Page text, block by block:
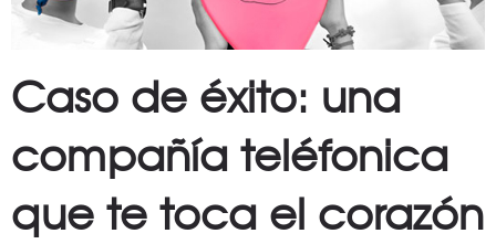
Caso de éxito: una
compañía teléfonica
que te toca el corazón